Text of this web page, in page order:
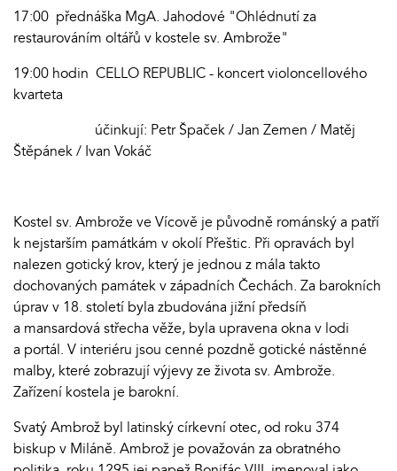
17:00 přednáška MgA. Jahodové "Ohlédnutí za
restaurováním oltářů v kostele sv. Ambrože"
19:00 hodin CELLO REPUBLIC - koncert violoncellového
kvarteta
účinkují: Petr Špaček / Jan Zemen / Matěj
Štěpánek / Ivan Vokáč
Kostel sv. Ambrože ve Vícově je původně románský a patří
k nejstarším památkám v okolí Přeštic. Při opravách byl
nalezen gotický krov, který je jednou z mála takto
dochovaných památek v západních Čechách. Za barokních
úprav v 18. století byla zbudována jižní předsíň
a mansardová střecha věže, byla upravena okna v lodi
a portál. V interiéru jsou cenné pozdně gotické nástěnné
malby, které zobrazují výjevy ze života sv. Ambrože.
Zařízení kostela je barokní.
Svatý Ambrož byl latinský církevní otec, od roku 374
biskup v Miláně. Ambrož je považován za obratného